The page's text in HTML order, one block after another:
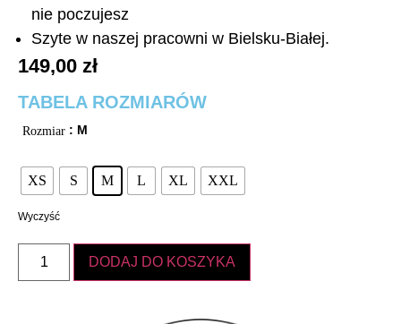
nie poczujesz
Szyte w naszej pracowni w Bielsku-Białej.
149,00 zł
TABELA ROZMIARÓW
Rozmiar : M
XS S M L XL XXL
Wyczyść
DODAJ DO KOSZYKA